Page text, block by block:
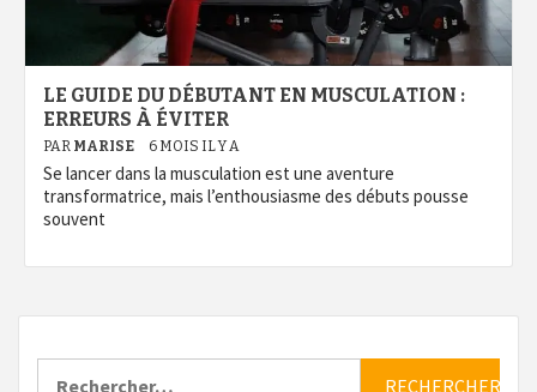
LE GUIDE DU DÉBUTANT EN MUSCULATION :
ERREURS À ÉVITER
PAR MARISE 6 MOIS IL Y A
Se lancer dans la musculation est une aventure
transformatrice, mais l’enthousiasme des débuts pousse
souvent